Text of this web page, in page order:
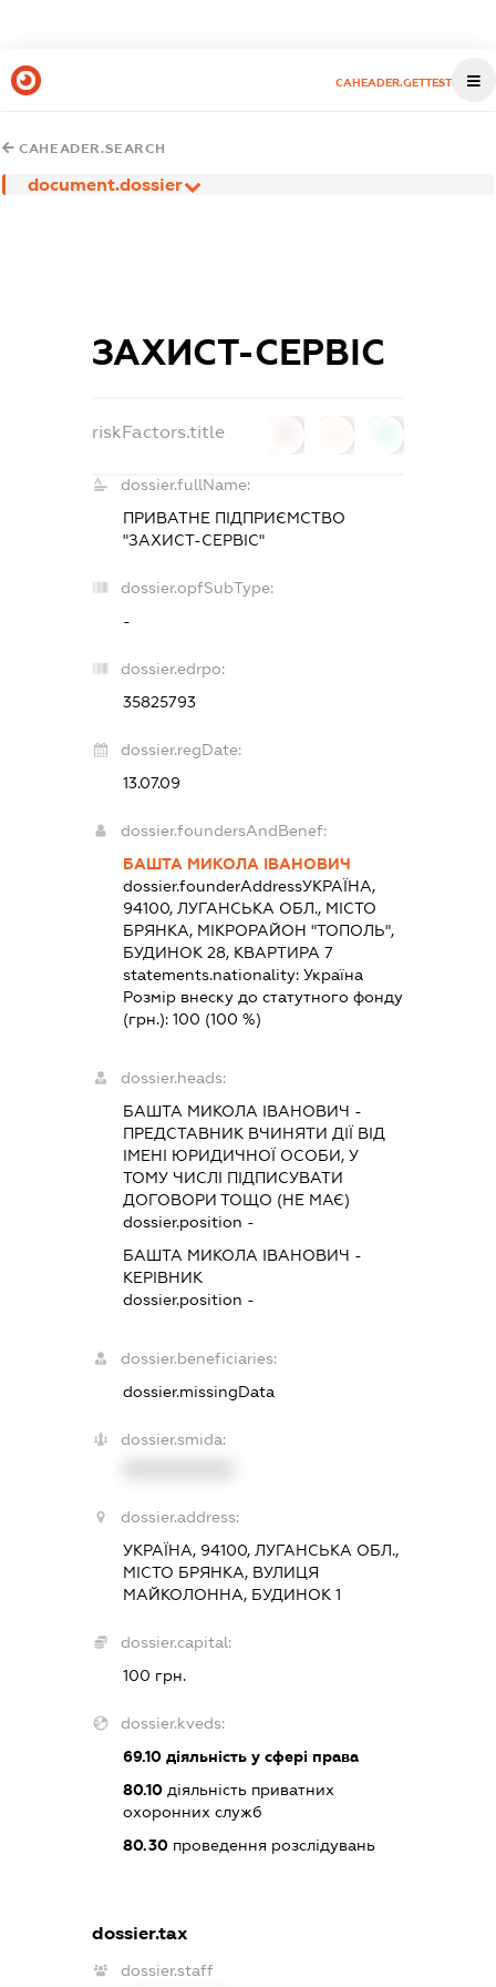
CAHEADER.GETTEST
CAHEADER.SEARCH
document.dossier
ЗАХИСТ-СЕРВІС
riskFactors.title
dossier.fullName:
ПРИВАТНЕ ПІДПРИЄМСТВО
"ЗАХИСТ-СЕРВІС"
dossier.opfSubType:
-
dossier.edrpo:
35825793
dossier.regDate:
13.07.09
dossier.foundersAndBenef:
БАШТА МИКОЛА ІВАНОВИЧ
dossier.founderAddressУКРАЇНА,
94100, ЛУГАНСЬКА ОБЛ., МІСТО
БРЯНКА, МІКРОРАЙОН "ТОПОЛЬ",
БУДИНОК 28, КВАРТИРА 7
statements.nationality: Україна
Розмір внеску до статутного фонду
(грн.): 100 (100 %)
dossier.heads:
БАШТА МИКОЛА ІВАНОВИЧ -
ПРЕДСТАВНИК ВЧИНЯТИ ДІЇ ВІД
ІМЕНІ ЮРИДИЧНОЇ ОСОБИ, У
ТОМУ ЧИСЛІ ПІДПИСУВАТИ
ДОГОВОРИ ТОЩО (НЕ МАЄ)
dossier.position -
БАШТА МИКОЛА ІВАНОВИЧ -
КЕРІВНИК
dossier.position -
dossier.beneficiaries:
dossier.missingData
dossier.smida:
dossier.address:
УКРАЇНА, 94100, ЛУГАНСЬКА ОБЛ.,
МІСТО БРЯНКА, ВУЛИЦЯ
МАЙКОЛОННА, БУДИНОК 1
dossier.capital:
100 грн.
dossier.kveds:
69.10діяльність у сфері права
80.10діяльність приватних
охоронних служб
80.30проведення розслідувань
dossier.tax
dossier.staff